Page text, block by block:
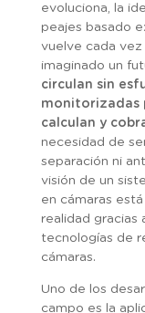
evoluciona, la
peajes basado
vuelve cada vez
imaginado un
circulan sin
monitorizadas
calculan y
necesidad de
separación ni
visión de un
en cámaras
realidad gracias
tecnologías de
cámaras.
Uno de los
campo es la